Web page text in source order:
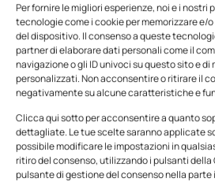
Per fornire le migliori esperienze, noi e i nostri
tecnologie come i cookie per memorizzare e/
del dispositivo. Il consenso a queste
partner di elaborare dati personali come il
navigazione o gli ID univoci su questo sito e
personalizzati. Non acconsentire o ritirare il
negativamente su alcune caratteristiche e
Clicca qui sotto per acconsentire a quanto
dettagliate. Le tue scelte saranno applicate
possibile modificare le impostazioni in
ritiro del consenso, utilizzando i pulsanti della
pulsante di gestione del consenso nella parte
n.5 - Giugno 2026 n.4 - Maggio 2026
Edicola Web
Notizie da